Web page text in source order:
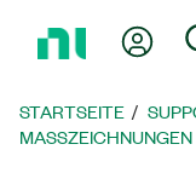
zur
STARTSEITE
MASSZEICHNUNGEN